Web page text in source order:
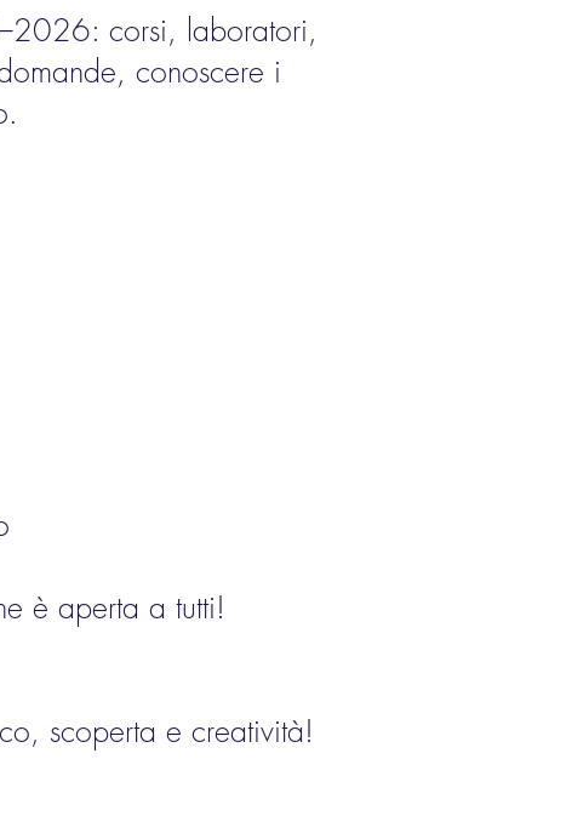
corsi, laboratori,
conoscere i
è aperta a tutti!
scoperta e creatività!